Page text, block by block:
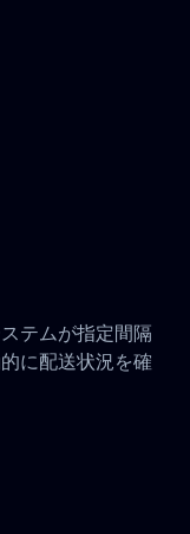
テムが指定間隔
に配送状況を確